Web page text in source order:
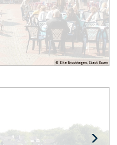
© Elke Brochhagen, Stadt Essen